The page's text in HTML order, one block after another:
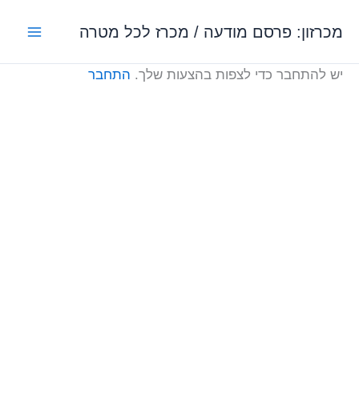
לתוכןמכרזון: פרסם מודעה / מכרז לכל מטרה
יש להתחבר כדי לצפות בהצעות שלך. התחבר